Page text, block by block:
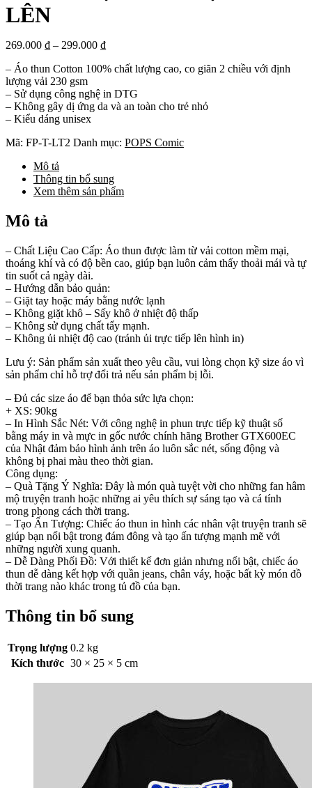
LÊN
269.000 ₫ – 299.000 ₫
– Áo thun Cotton 100% chất lượng cao, co giãn 2 chiều với định
lượng vải 230 gsm
– Sử dụng công nghệ in DTG
– Không gây dị ứng da và an toàn cho trẻ nhỏ
– Kiểu dáng unisex
Mã: FP-T-LT2 Danh mục: POPS Comic
Mô tả
Thông tin bổ sung
Xem thêm sản phẩm
Mô tả
– Chất Liệu Cao Cấp: Áo thun được làm từ vải cotton mềm mại,
thoáng khí và có độ bền cao, giúp bạn luôn cảm thấy thoải mái và tự
tin suốt cả ngày dài.
– Hướng dẫn bảo quản:
– Giặt tay hoặc máy bằng nước lạnh
– Không giặt khô – Sấy khô ở nhiệt độ thấp
– Không sử dụng chất tẩy mạnh.
– Không ủi nhiệt độ cao (tránh ủi trực tiếp lên hình in)
Lưu ý: Sản phẩm sản xuất theo yêu cầu, vui lòng chọn kỹ size áo vì
sản phẩm chỉ hỗ trợ đổi trả nếu sản phẩm bị lỗi.
– Đủ các size áo để bạn thỏa sức lựa chọn:
+ XS: 90kg
– In Hình Sắc Nét: Với công nghệ in phun trực tiếp kỹ thuật số
bằng máy in và mực in gốc nước chính hãng Brother GTX600EC
của Nhật đảm bảo hình ảnh trên áo luôn sắc nét, sống động và
không bị phai màu theo thời gian.
Công dụng:
– Quà Tặng Ý Nghĩa: Đây là món quà tuyệt vời cho những fan hâm
mộ truyện tranh hoặc những ai yêu thích sự sáng tạo và cá tính
trong phong cách thời trang.
– Tạo Ấn Tượng: Chiếc áo thun in hình các nhân vật truyện tranh sẽ
giúp bạn nổi bật trong đám đông và tạo ấn tượng mạnh mẽ với
những người xung quanh.
– Dễ Dàng Phối Đồ: Với thiết kế đơn giản nhưng nổi bật, chiếc áo
thun dễ dàng kết hợp với quần jeans, chân váy, hoặc bất kỳ món đồ
thời trang nào khác trong tủ đồ của bạn.
Thông tin bổ sung
Trọng lượng 0.2 kg
Kích thước 30 × 25 × 5 cm